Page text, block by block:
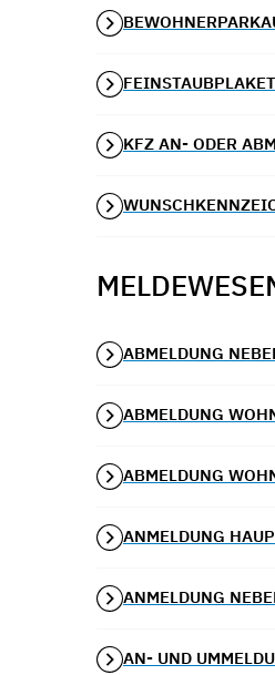
KFZ AN- ODER
ABMELDUNG
ABMELDUNG
ABMELDUNG
ANMELDUNG
ANMELDUNG
AN- UND